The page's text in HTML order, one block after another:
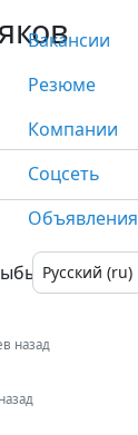
Вакансии
Резюме
Компании
Соцсеть
Объявления
назад